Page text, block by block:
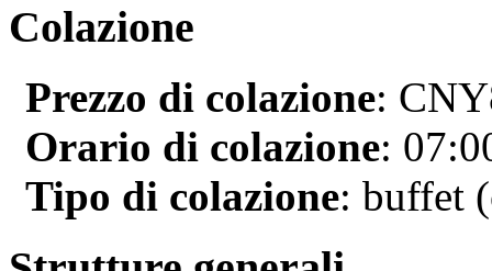
Colazione
Prezzo di colazione:
Orario di colazione:
Tipo di colazione: buffet